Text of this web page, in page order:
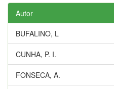
Autor
BUFALINO, L
CUNHA, P. I.
FONSECA, A.